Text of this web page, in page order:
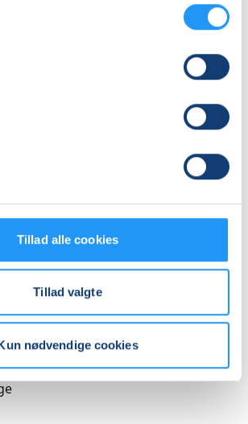
Tillad alle cookies
Tillad valgte
nødvendige cookies
kl. 16.30 - 18.00
kl. 16.30 - 18.00